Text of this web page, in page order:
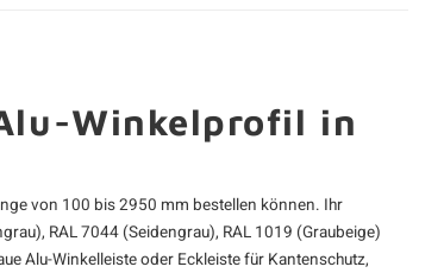
Winkelprofil in
von 100 bis 2950 mm bestellen können. Ihr
RAL 7044 (Seidengrau), RAL 1019 (Graubeige)
Alu-Winkelleiste oder Eckleiste für Kantenschutz,